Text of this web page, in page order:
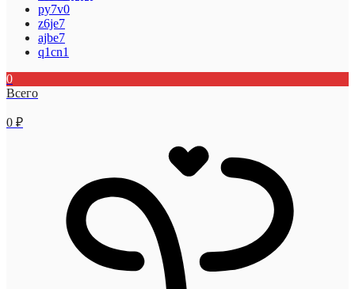
py7v0
z6je7
ajbe7
q1cn1
0
Всего
0 ₽